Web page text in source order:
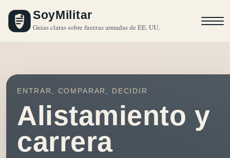
SoyMilitar
Guias claras sobre fuerzas armadas de EE. UU.
ENTRAR, COMPARAR, DECIDIR
Alistamiento y
carrera